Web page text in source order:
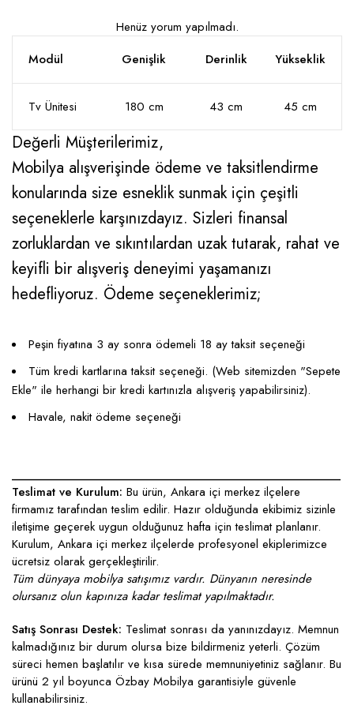
Henüz yorum yapılmadı.
Modül
Genişlik Derinlik Yükseklik
Tv Ünitesi 180 cm 43 cm 45 cm
Değerli Müşterilerimiz,
Mobilya alışverişinde ödeme ve taksitlendirme
konularında size esneklik sunmak için çeşitli
seçeneklerle karşınızdayız. Sizleri finansal
zorluklardan ve sıkıntılardan uzak tutarak, rahat ve
keyifli bir alışveriş deneyimi yaşamanızı
hedefliyoruz. Ödeme seçeneklerimiz;
Peşin fiyatına 3 ay sonra ödemeli 18 ay taksit seçeneği
Tüm kredi kartlarına taksit seçeneği. (Web sitemizden "Sepete
Ekle" ile herhangi bir kredi kartınızla alışveriş yapabilirsiniz).
Havale, nakit ödeme seçeneği
____________________________________________________
Teslimat ve Kurulum: Bu ürün, Ankara içi merkez ilçelere
firmamız tarafından teslim edilir. Hazır olduğunda ekibimiz sizinle
iletişime geçerek uygun olduğunuz hafta için teslimat planlanır.
Kurulum, Ankara içi merkez ilçelerde profesyonel ekiplerimizce
ücretsiz olarak gerçekleştirilir.
Tüm dünyaya mobilya satışımız vardır. Dünyanın neresinde
olursanız olun kapınıza kadar teslimat yapılmaktadır.
Satış Sonrası Destek: Teslimat sonrası da yanınızdayız. Memnun
kalmadığınız bir durum olursa bize bildirmeniz yeterli. Çözüm
süreci hemen başlatılır ve kısa sürede memnuniyetiniz sağlanır. Bu
ürünü 2 yıl boyunca Özbay Mobilya garantisiyle güvenle
kullanabilirsiniz.